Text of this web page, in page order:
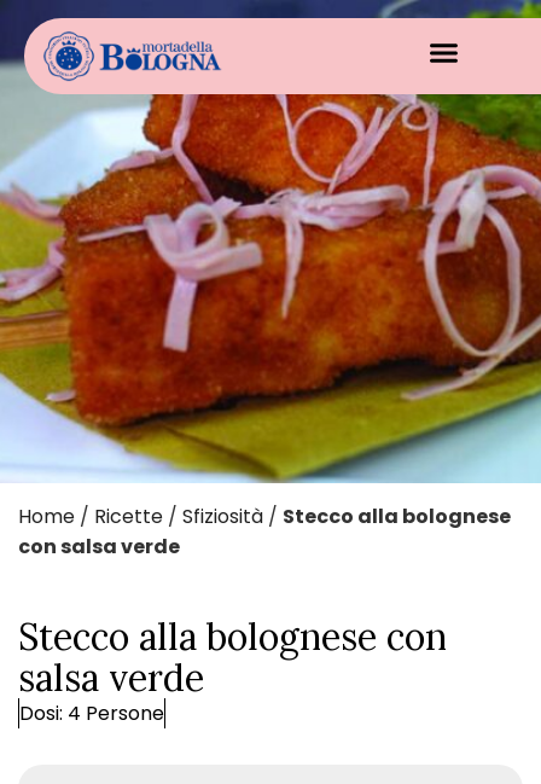
Home / Ricette / Sfiziosità / Stecco alla bolognese
con salsa verde
Stecco alla bolognese con
salsa verde
Dosi: 4 Persone